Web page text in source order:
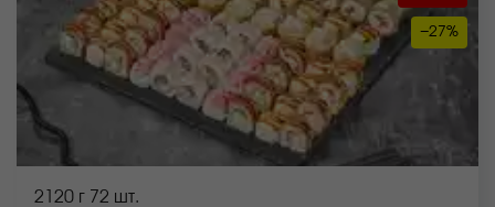
−27%
2120 г 72 шт.